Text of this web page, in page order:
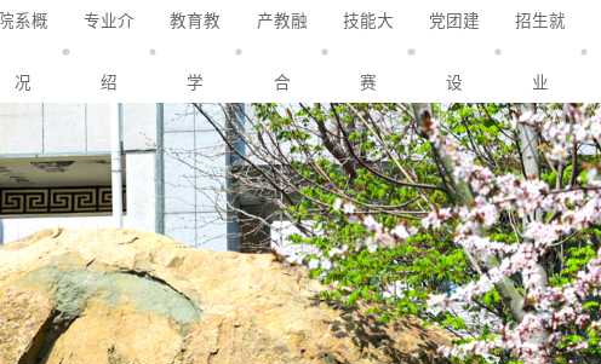
系概
况
专业介
绍
教育教
学
产教融
合
技能大
赛
党团建
设
招生就
业